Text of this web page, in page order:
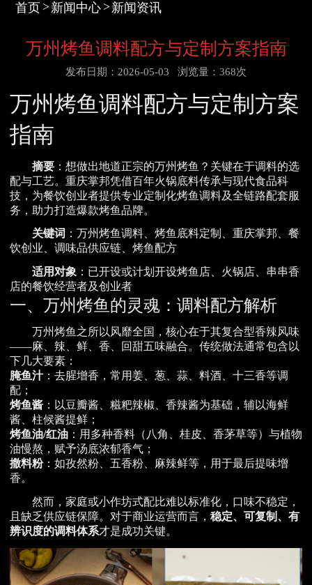
首页 新闻中心 新闻资讯
万州烤鱼调料配方与定制方案指南
发布日期：2026-05-03 浏览量：368次
万州烤鱼调料配方与定制方案
指南
摘要 ：想做出地道正宗的万州烤鱼？关键在于调料的选
配与工艺。重庆掌邦凭借百年火锅底料传承与现代食品科
技，为餐饮创业者提供专业定制化烤鱼调料及全链路配套服
务，助力打造爆款烤鱼品牌。
关键词 ：万州烤鱼调料、烤鱼底料定制、重庆掌邦、餐
饮创业、调味品供应链、烤鱼配方
适用对象 ：已开设或计划开设烤鱼店、火锅店、串串香
店的餐饮经营者及创业者
一、万州烤鱼的灵魂：调料配方解析
万州烤鱼之所以风靡全国，核心在于其复合型香辣风味
——麻、辣、鲜、香、回甜五味融合。传统做法通常包含以
下几大要素：
腌鱼汁：去腥增香，常用姜、葱、蒜、料酒、十三香等调
配；
烤鱼酱 ：以豆瓣酱、糍粑辣椒、香辣酱为基础，辅以海鲜
酱、柱候酱提鲜；
烤鱼油/红油 ：用多种香料（八角、桂皮、香茅草等）与植物
油慢熬，赋予汤底浓郁香气；
撒料粉：如孜然粉、五香粉、麻辣鲜等，用于最后提味增
香。
然而，家庭或小作坊式配比难以标准化，口味不稳定，
且缺乏供应链保障。对于商业运营而言， 稳定、可复制、有
辨识度的调料体系才是成功关键。